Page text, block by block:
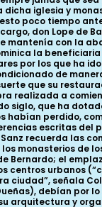
dicha iglesia y
poco tiempo
don Lope de
mantenía con la
la
por los que ha
de
que su
realizada a
siglo, que ha
habían perdido,
escritas del
recuerda las
monasterios de
Bernardo; el
centros urbanos
ciudad”, señala
debían por
arquitectura y